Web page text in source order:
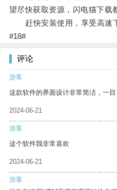
望尽快获取资源，闪电猫下载
赶快安装使用，享受高速下
#18#
评论
游客
这款软件的界面设计非常简洁，一目
2024-06-21
游客
这个软件我非常喜欢
2024-06-21
游客